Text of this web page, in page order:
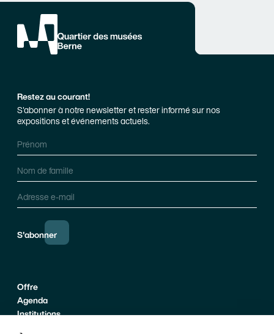
Restez au courant!
S'abonner à notre newsletter et rester informé sur nos
expositions et événements actuels.
Prénom
Nom de famille
Adresse e-mail
S'abonner
Offre
Agenda
Institutions